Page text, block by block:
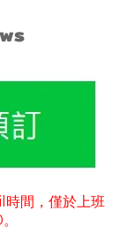
時間 ， 僅於上班
。